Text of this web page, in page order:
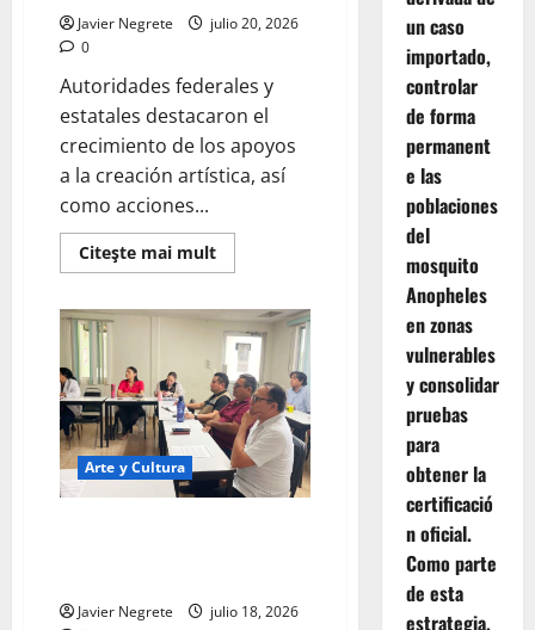
Javier Negrete
julio 20, 2026
0
Autoridades federales y
estatales destacaron el
crecimiento de los apoyos
a la creación artística, así
como acciones...
Citeşte mai multRead
more
de
Cultura
impulsa
diálogo
con
creadoras,
creadores
y
comunidad
artística
de
Yucatán.
Arte y Cultura
Javier Negrete
julio 18, 2026
un caso
importado,
controlar
de forma
permanent
e las
poblaciones
del
mosquito
Anopheles
en zonas
vulnerables
y consolidar
pruebas
para
obtener la
certificació
n oficial.
Como parte
de esta
estrategia,